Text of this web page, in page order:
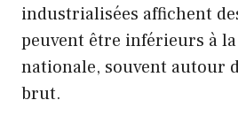
industrialisées affichent
peuvent être inférieurs à
nationale, souvent autour
brut.